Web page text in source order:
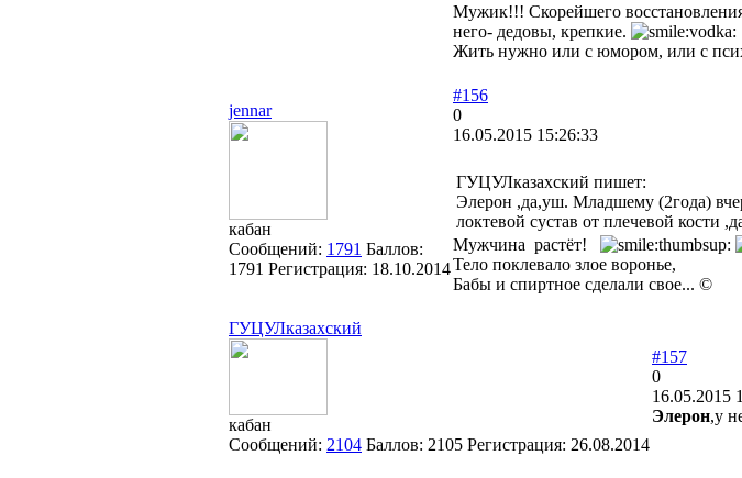
Мужик!!! Скорейшего
него- дедовы, крепкие.
Жить нужно или с юмором, или с
jennar
кабан
Сообщений: 1791 Баллов:
1791 Регистрация: 18.10.2014
#156
0
16.05.2015 15:26:33
ГУЦУЛказахский пишет:
Элерон ,да,уш. Младшему (2года)
локтевой сустав от плечевой кости
Мужчина растёт!
Тело поклевало злое воронье,
Бабы и спиртное сделали свое... ©
ГУЦУЛказахский
кабан
Сообщений: 2104 Баллов: 2105 Регистрация: 26.08.2014
#157
0
16.05.2015
Элерон,у